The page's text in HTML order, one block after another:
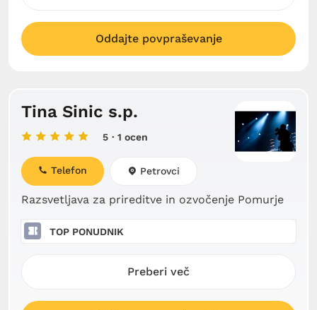
Oddajte povpraševanje
Tina Sinic s.p.
5 · 1 ocen
Razsvetljava za prireditve in ozvočenje Pomurje
Telefon Petrovci
TOP PONUDNIK
Preberi več